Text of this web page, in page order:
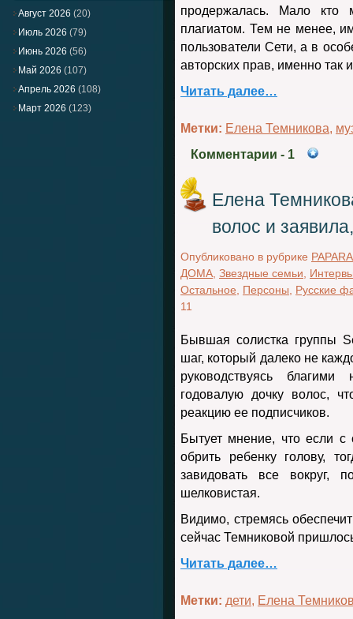
Август 2026 (20)
Июль 2026 (79)
Июнь 2026 (56)
Май 2026 (107)
Апрель 2026 (108)
Март 2026 (123)
продержалась. Мало кто
плагиатом. Тем не менее,
пользователи Сети, а в
авторских прав, именно так
Читать далее…
Метки: Елена Темникова,
Комментарии - 1
Елена
волос и
Опубликовано в рубрике
ДОМА Звездные семьи
Остальное
Персоны
Русские
11
Бывшая солистка группы
шаг, который далеко не
руководствуясь
годовалую дочку волос,
реакцию ее подписчиков.
Бытует мнение, что если с
обрить ребенку голову,
завидовать все вокруг,
шелковистая.
Видимо, стремясь
сейчас Темниковой
Читать далее…
Метки: дети, Елена